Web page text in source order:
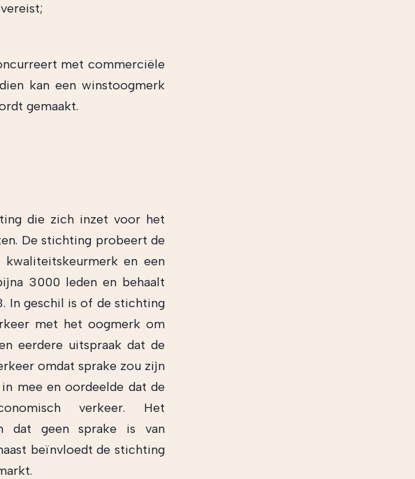
met commerciële
kan een winstoogmerk
gemaakt.
die zich inzet voor het
De stichting probeert de
en een
3000 leden en behaalt
In geschil is of de stichting
met het oogmerk om
eerdere uitspraak dat de
omdat sprake zou zijn
mee en oordeelde dat de
verkeer. Het
dat geen sprake is van
beïnvloedt de stichting